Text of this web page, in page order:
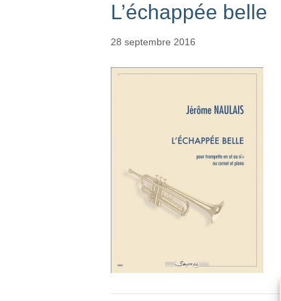
L’échappée belle
28 septembre 2016